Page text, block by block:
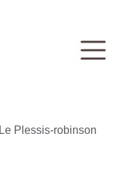
Le Plessis-robinson